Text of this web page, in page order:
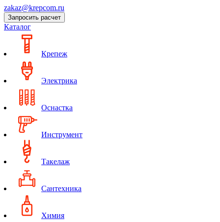
zakaz@krepcom.ru
Запросить расчет
Каталог
Крепеж
Электрика
Оснастка
Инструмент
Такелаж
Сантехника
Химия